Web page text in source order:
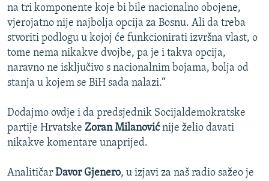
na tri komponente koje bi bile nacionalno obojene,
vjerojatno nije najbolja opcija za Bosnu. Ali da treba
stvoriti podlogu u kojoj će funkcionirati izvršna vlast, o
tome nema nikakve dvojbe, pa je i takva opcija,
naravno ne isključivo s nacionalnim bojama, bolja od
stanja u kojem se BiH sada nalazi.“
Dodajmo ovdje i da predsjednik Socijaldemokratske
partije Hrvatske Zoran Milanovićnije želio davati
nikakve komentare unaprijed.
Analitičar Davor Gjenero, u izjavi za naš radio sažeo je